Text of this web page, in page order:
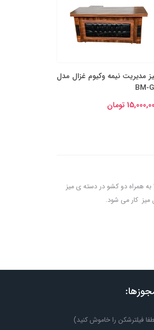
مدیریت نیمه وکیوم غزال مدل
BM-
تومان
این میز مدیریت در دو رنگ کلیاف و ونگه در طولهای 160/180/200 سانتیمتر به همراه ال ارائه میشود،شما می توانید میز کارمندی ست این محصول را در ابعاد 120/140 به همراه دو کشو در دسته ی میز
فیلترشکن را خاموش کنید)